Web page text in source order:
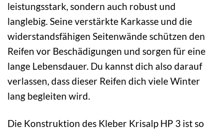
leistungsstark, sondern auch robust und
langlebig. Seine verstärkte Karkasse und die
widerstandsfähigen Seitenwände schützen den
Reifen vor Beschädigungen und sorgen für eine
lange Lebensdauer. Du kannst dich also darauf
verlassen, dass dieser Reifen dich viele Winter
lang begleiten wird.
Die Konstruktion des Kleber Krisalp HP 3 ist so